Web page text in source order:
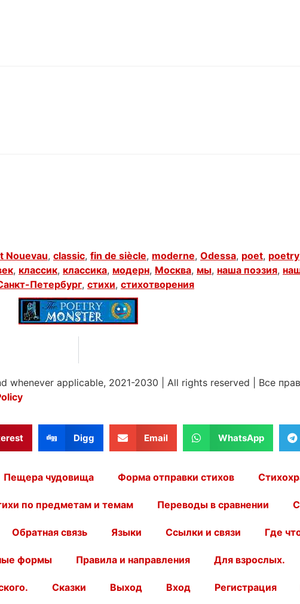
Nouevau, classic, fin de siècle, moderne, Odessa, poet, poetry
, классик, классика, модерн, Москва, мы, наша поэзия,
Петербург, стихи, стихотворения
whenever applicable, 2021-2030 All rights reserved Все
Digg Email WhatsApp
Пещера чудовища Форма отправки стихов
по предметам и темам Переводы в сравнении
Обратная связь Языки Ссылки и связи Где
формы Правила и направления Для взрослых.
Сказки Выход Вход Регистрация